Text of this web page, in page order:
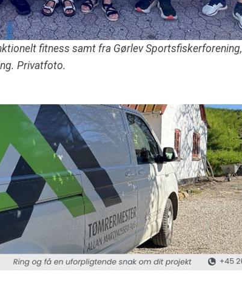
fitness samt fra Gørlev Sportsfiskerforening,
Privatfoto.